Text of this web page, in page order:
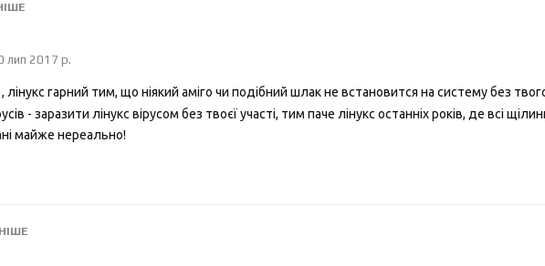
лип 2017 р.
, лінукс гарний тим, що ніякий аміго чи подібний шлак не встановится на систему без
- заразити лінукс вірусом без твоєї участі, тим паче лінукс останніх років, де всі
майже нереально!